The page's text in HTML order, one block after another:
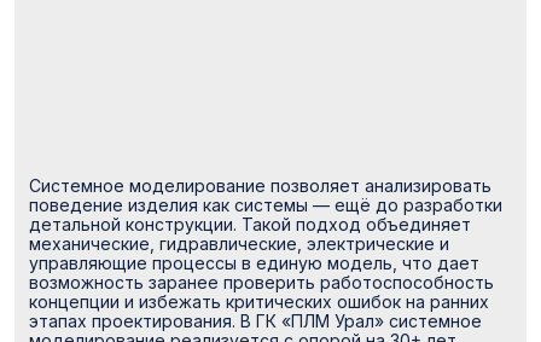
Системное моделирование позволяет анализировать
поведение изделия как системы — ещё до разработки
детальной конструкции. Такой подход объединяет
механические, гидравлические, электрические и
управляющие процессы в единую модель, что дает
возможность заранее проверить работоспособность
концепции и избежать критических ошибок на ранних
этапах проектирования. В ГК «ПЛМ Урал» системное